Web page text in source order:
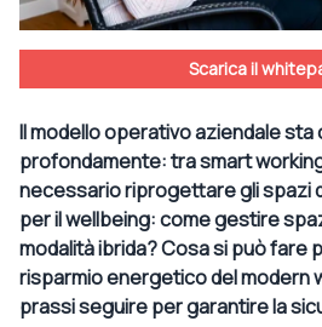
Scarica il
Il modello operativo aziendale sta
profondamente: tra smart
necessario riprogettare gli spazi
per il wellbeing: come gestire
modalità ibrida? Cosa si può fare
risparmio energetico del modern
prassi seguire per garantire la